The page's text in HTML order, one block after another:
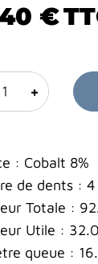
€
+
: Cobalt 8%
de dents : 4
Totale :
Utile :
queue :